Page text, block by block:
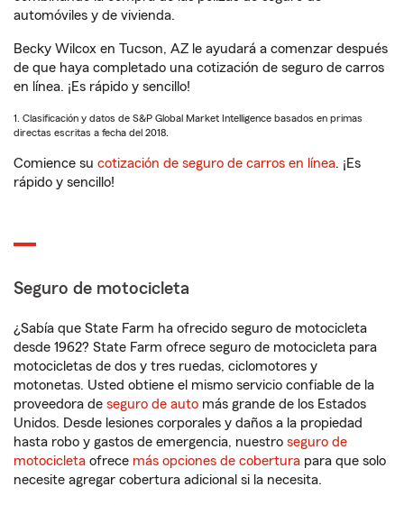
automóviles y de vivienda.
Becky Wilcox en Tucson, AZ le ayudará a comenzar después
de que haya completado una cotización de seguro de carros
en línea. ¡Es rápido y sencillo!
1. Clasificación y datos de S&P Global Market Intelligence basados en primas
directas escritas a fecha del 2018.
Comience su cotización de seguro de carros en línea. ¡Es
rápido y sencillo!
Seguro de motocicleta
¿Sabía que State Farm ha ofrecido seguro de motocicleta
desde 1962? State Farm ofrece seguro de motocicleta para
motocicletas de dos y tres ruedas, ciclomotores y
motonetas. Usted obtiene el mismo servicio confiable de la
proveedora de seguro de auto más grande de los Estados
Unidos. Desde lesiones corporales y daños a la propiedad
hasta robo y gastos de emergencia, nuestro seguro de
motocicleta ofrece más opciones de cobertura para que solo
necesite agregar cobertura adicional si la necesita.